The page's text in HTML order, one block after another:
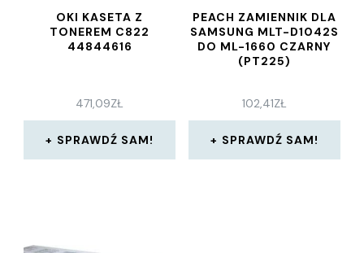
OKI KASETA Z
TONEREM C822
44844616
471,09ZŁ
SPRAWDŹ SAM!
PEACH ZAMIENNIK DLA
SAMSUNG MLT-D1042S
DO ML-1660 CZARNY
(PT225)
102,41ZŁ
SPRAWDŹ SAM!